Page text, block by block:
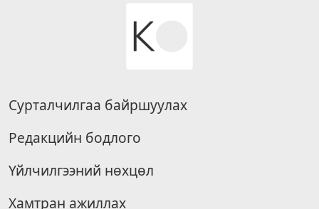
Сурталчилгаа байршуулах
Редакцийн бодлого
Үйлчилгээний нөхцөл
Хамтран ажиллах